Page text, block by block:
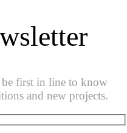
be first in line to know
and new projects.